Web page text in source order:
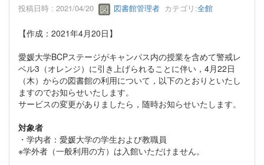
投稿日時 : 2021/04/20 図書館管理者 カテゴリ:全館
【作成：2021年4月20日】
愛媛大学BCPステージがキャンパス内の授業を含めて警戒レ
ベル3（オレンジ）に引き上げられることに伴い，4月22日
（木）からの図書館の利用について，以下のとおりといたし
ますのでお知らせいたします。
サービスの変更がありましたら，随時お知らせいたします。
対象者
・学内者：愛媛大学の学生および教職員
※学外者（一般利用の方）は入館いただけません。